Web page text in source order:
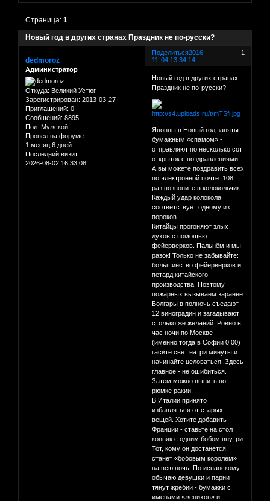
Новый год в других странах Праздник не по-русски?
Страница:1
Поделиться 1
2016-
11-04 13:34:14
dedmoroz
Администратор
Откуда: Великий Устюг
Зарегистрирован: 2013-03-27
Приглашений: 0
Сообщений: 8895
Пол: Мужской
Провел на форуме:
1 месяц 6 дней
Последний визит:
2026-08-02 16:33:08
Новый год в других странах
Праздник не по-русски?
Японцы в Новый год заняты
бумажным «спамом» -
отправляют по несколько сот
открыток с поздравлениями.
А вы можете поздравить всех
по электронной почте. 108
раз позвоните в колокольчик.
Каждый удар колокола
соответствует одному из
пороков.
Китайцы прогоняют злых
духов с помощью
фейерверков. Пальнём и мы
разок! Только не забывайте:
большинство фейерверков и
петард китайского
производства. Поэтому
пожарных вызываем заранее.
Болгары в полночь съедают
12 виноградин и загадывают
столько же желаний. Ровно в
час ночи по Москве
(именно тогда в Софии 0.00)
гасите свет натри минуты и
начинайте целоваться. Здесь
главное - не ошибиться.
Затем можно выпить по
рюмке ракии.
В Италии принято
избавляться от старых
вещей. Хотите добавить
Франции - ставьте на стол
коньяк с одним бобом внутри.
Тот, кому он достанется,
станет «бобовым королём»
на всю ночь. По испанскому
обычаю девушки и парни
тянут жребий - бумажки с
именами «женихов» и